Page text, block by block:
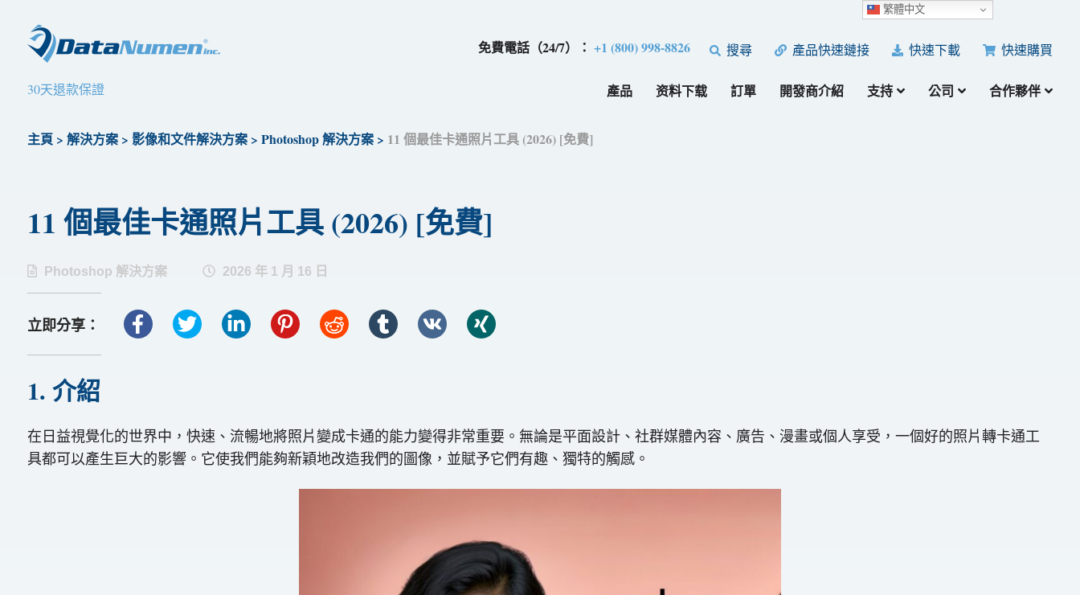
免費電話（24/7）：+1 (800) 998-8826 搜尋 產品快速鏈接 快速下載 快速購買
30天退款保證 產品 资料下载 訂單 開發商介紹 支持 公司 合作夥伴
主頁> 解決方案 > 影像和文件解決方案> Photoshop 解決方案> 11 個最佳卡通照片工具 (2026) [免費]
11 個最佳卡通照片工具 (2026) [免費]
Photoshop 解決方案 2026 年 1 月 16 日
立即分享：
1. 介紹
在日益視覺化的世界中，快速、流暢地將照片變成卡通的能力變得非常重要。無論是平面設計、社群媒體內容、廣告、漫畫或個人享受，一個好的照片轉卡通工
具都可以產生巨大的影響。它使我們能夠新穎地改造我們的圖像，並賦予它們有趣、獨特的觸感。
繁體中文